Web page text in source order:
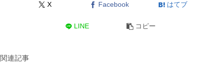
X Facebook はてブ
LINE コピー
関連記事